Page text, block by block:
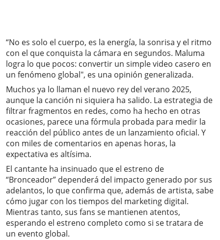
“No es solo el cuerpo, es la energía, la sonrisa y el ritmo
con el que conquista la cámara en segundos. Maluma
logra lo que pocos: convertir un simple video casero en
un fenómeno global", es una opinión generalizada.
Muchos ya lo llaman el nuevo rey del verano 2025,
aunque la canción ni siquiera ha salido. La estrategia de
filtrar fragmentos en redes, como ha hecho en otras
ocasiones, parece una fórmula probada para medir la
reacción del público antes de un lanzamiento oficial. Y
con miles de comentarios en apenas horas, la
expectativa es altísima.
El cantante ha insinuado que el estreno de
“Bronceador” dependerá del impacto generado por sus
adelantos, lo que confirma que, además de artista, sabe
cómo jugar con los tiempos del marketing digital.
Mientras tanto, sus fans se mantienen atentos,
esperando el estreno completo como si se tratara de
un evento global.